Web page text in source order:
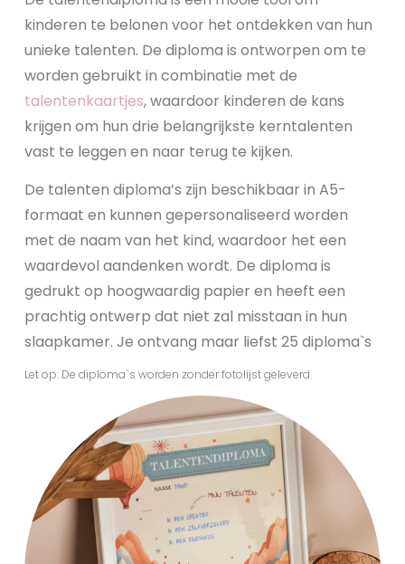
kinderen te belonen voor het ontdekken van hun
unieke talenten. De diploma is ontworpen om te
worden gebruikt in combinatie met de
talentenkaartjes, waardoor kinderen de kans
krijgen om hun drie belangrijkste kerntalenten
vast te leggen en naar terug te kijken.
De talenten diploma’s zijn beschikbaar in A5-
formaat en kunnen gepersonaliseerd worden
met de naam van het kind, waardoor het een
waardevol aandenken wordt. De diploma is
gedrukt op hoogwaardig papier en heeft een
prachtig ontwerp dat niet zal misstaan in hun
slaapkamer. Je ontvang maar liefst 25 diploma`s
Let op: De diploma`s worden zonder fotolijst geleverd.